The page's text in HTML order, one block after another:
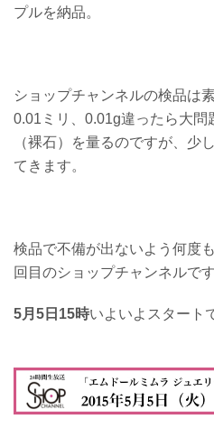
プルを納品。
ショップチャンネルの検品は
0.01ミリ、0.01g違ったら大問
（裸石）を量るのですが、少
てきます。
検品で不備が出ないよう何度
回目のショップチャンネルです
5月5日15時いよいよスタート